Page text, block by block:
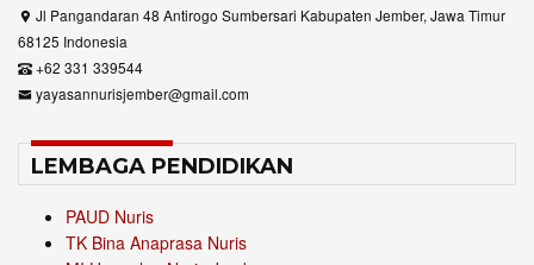
Jl Pangandaran 48 Antirogo Sumbersari Kabupaten Jember, Jawa Timur
68125 Indonesia
+62 331 339544
yayasannurisjember@gmail.com
LEMBAGA PENDIDIKAN
PAUD Nuris
TK Bina Anaprasa Nuris